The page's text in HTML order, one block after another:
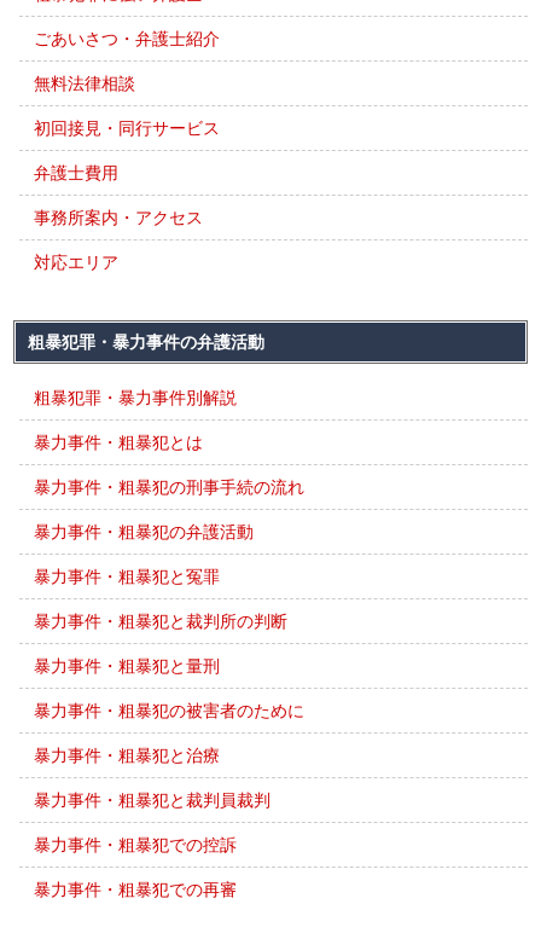
ごあいさつ・弁護士紹介
無料法律相談
初回接見・同行サービス
弁護士費用
事務所案内・アクセス
対応エリア
粗暴犯罪・暴力事件の弁護活動
粗暴犯罪・暴力事件別解説
暴力事件・粗暴犯とは
暴力事件・粗暴犯の刑事手続の流れ
暴力事件・粗暴犯の弁護活動
暴力事件・粗暴犯と冤罪
暴力事件・粗暴犯と裁判所の判断
暴力事件・粗暴犯と量刑
暴力事件・粗暴犯の被害者のために
暴力事件・粗暴犯と治療
暴力事件・粗暴犯と裁判員裁判
暴力事件・粗暴犯での控訴
暴力事件・粗暴犯での再審